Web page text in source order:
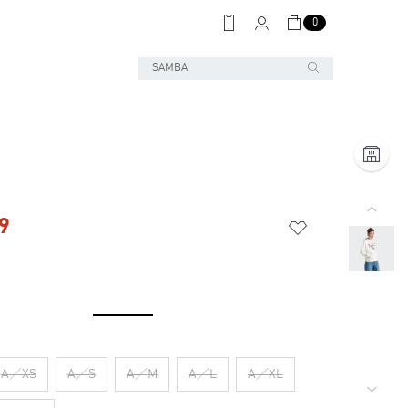
0
A／XS A／S A／M A／L A／XL